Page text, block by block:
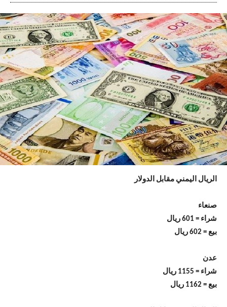
الريال اليمني مقابل الدولار
صنعاء
شراء = 601 ريال
بيع = 602 ريال
عدن
شراء = 1155 ريال
بيع = 1162 ريال